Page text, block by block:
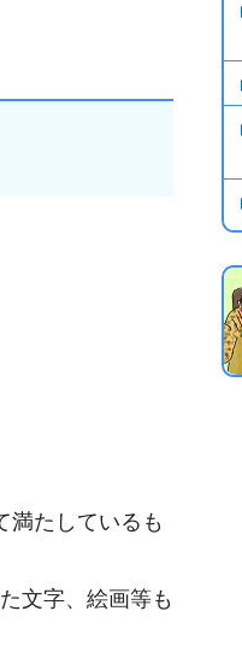
満たしているも
文字、絵画等も